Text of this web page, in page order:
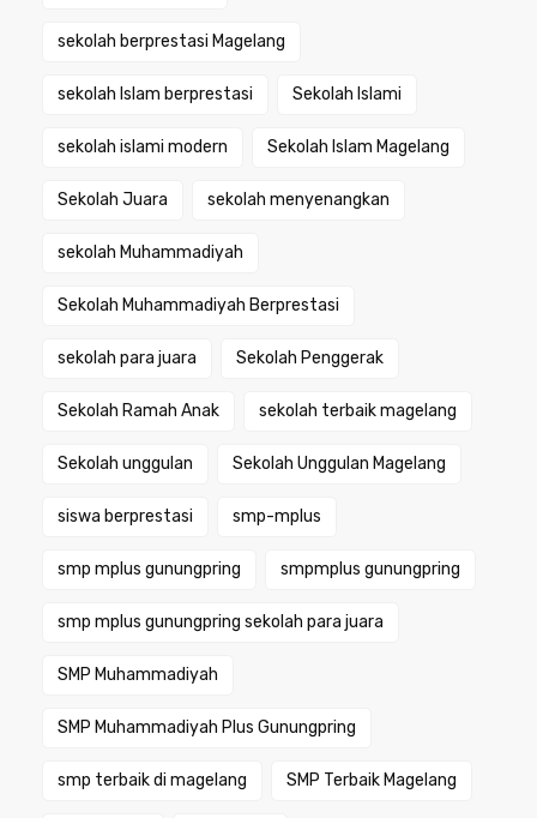
sekolah berprestasi Magelang
sekolah Islam berprestasi Sekolah Islami
sekolah islami modern Sekolah Islam Magelang
Sekolah Juara sekolah menyenangkan
sekolah Muhammadiyah
Sekolah Muhammadiyah Berprestasi
sekolah para juara Sekolah Penggerak
Sekolah Ramah Anak sekolah terbaik magelang
Sekolah unggulan Sekolah Unggulan Magelang
siswa berprestasi smp-mplus
smp mplus gunungpring smpmplus gunungpring
smp mplus gunungpring sekolah para juara
SMP Muhammadiyah
SMP Muhammadiyah Plus Gunungpring
smp terbaik di magelang SMP Terbaik Magelang